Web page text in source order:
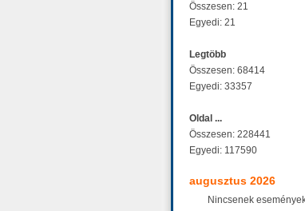
Összesen: 21
Egyedi: 21
Legtöbb
Összesen: 68414
Egyedi: 33357
Oldal ...
Összesen: 228441
Egyedi: 117590
augusztus 2026
Nincsenek